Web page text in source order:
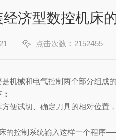
济型数控机床
点击次数：2152455
是机械和电气控制两个部分组成
试切、确定刀具的相对位置，
控制系统输入这样一个程序——